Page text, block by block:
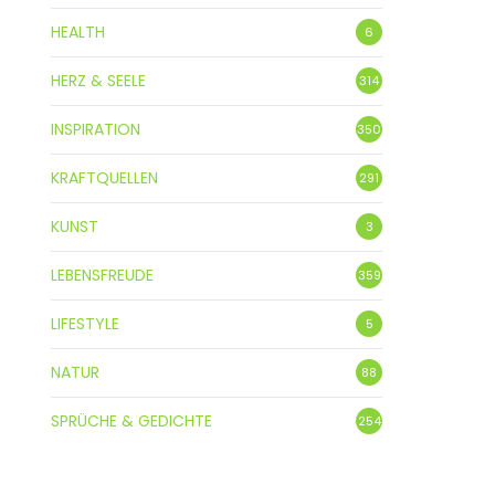
HEALTH 6
HERZ & SEELE 314
INSPIRATION 350
KRAFTQUELLEN 291
KUNST 3
LEBENSFREUDE 359
LIFESTYLE 5
NATUR 88
SPRÜCHE & GEDICHTE 254